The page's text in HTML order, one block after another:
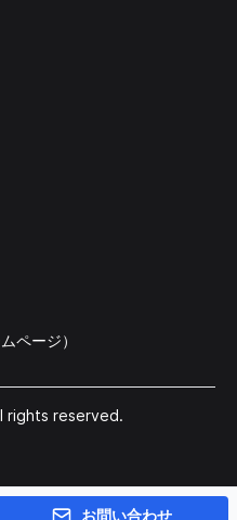
お問い合わせ
ページ）
rights reserved.